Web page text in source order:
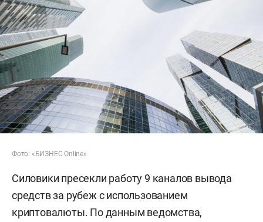
Фото: «БИЗНЕС Online»
Силовики пресекли работу 9 каналов вывода
средств за рубеж с использованием
криптовалюты. По данным ведомства,